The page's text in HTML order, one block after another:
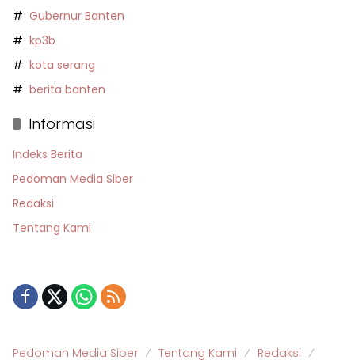
Gubernur Banten
kp3b
kota serang
berita banten
Informasi
Indeks Berita
Pedoman Media Siber
Redaksi
Tentang Kami
Pedoman Media Siber Tentang Kami Redaksi